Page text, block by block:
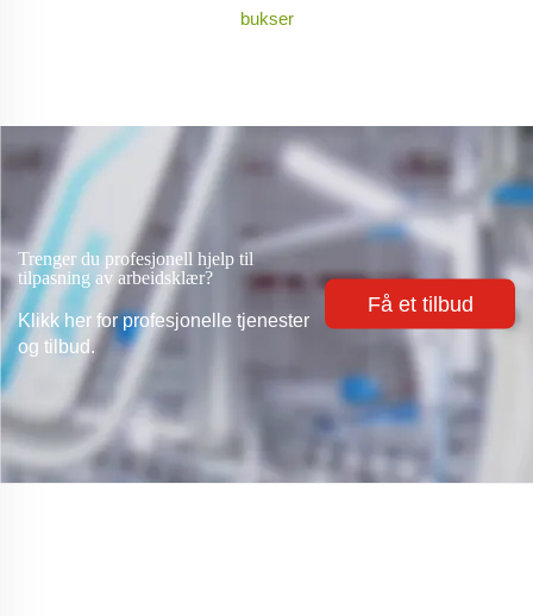
bukser
Trenger du profesjonell hjelp til
tilpasning av arbeidsklær?
Klikk her for profesjonelle tjenester
og tilbud.
Få et tilbud